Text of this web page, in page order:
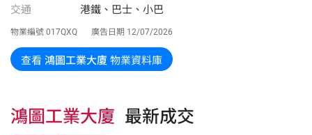
交通
港鐵、巴士、小巴
物業編號 017QXQ 廣告日期 12/07/2026
查看 鴻圖工業大廈 物業資料庫
鴻圖工業大廈 最新成交